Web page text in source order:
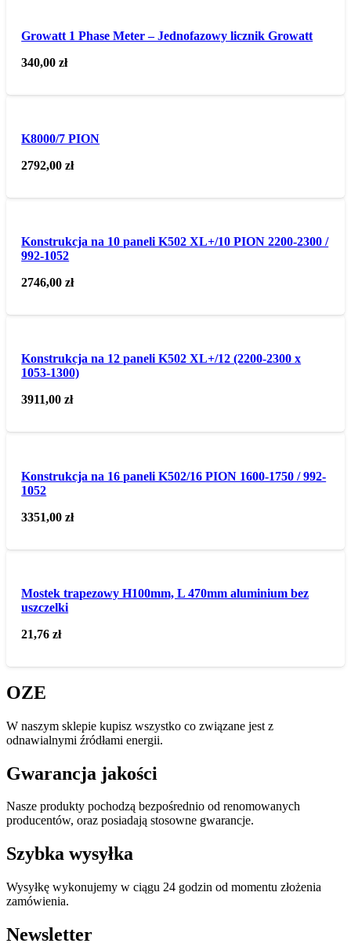
Growatt 1 Phase Meter – Jednofazowy licznik Growatt
340,00zł
K8000/7 PION
2792,00zł
Konstrukcja na 10 paneli K502 XL+/10 PION 2200-2300 /
992-1052
2746,00zł
Konstrukcja na 12 paneli K502 XL+/12 (2200-2300 x
1053-1300)
3911,00zł
Konstrukcja na 16 paneli K502/16 PION 1600-1750 / 992-
1052
3351,00zł
Mostek trapezowy H100mm, L 470mm aluminium bez
uszczelki
21,76zł
OZE
W naszym sklepie kupisz wszystko co związane jest z
odnawialnymi źródłami energii.
Gwarancja jakości
Nasze produkty pochodzą bezpośrednio od renomowanych
producentów, oraz posiadają stosowne gwarancje.
Szybka wysyłka
Wysyłkę wykonujemy w ciągu 24 godzin od momentu złożenia
zamówienia.
Newsletter